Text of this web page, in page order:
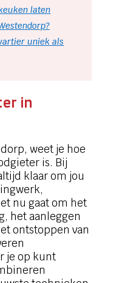
laten
uniek als
in
weet je hoe
is. Bij
klaar om jou
nu gaat om het
het aanleggen
ontstoppen van
je op kunt